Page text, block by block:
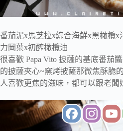
番茄泥x馬芝拉x綜合海鮮x黑橄欖x
力岡葉x初醡橄欖油
很喜歡 Papa Vito 披薩的基底番茄
的披薩夾心~窯烤披薩那微焦酥脆
人喜歡更焦的滋味，都可以跟老闆